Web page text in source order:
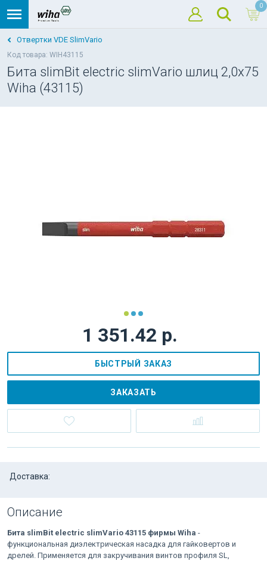
0
Отвертки VDE SlimVario
Код товара: WIH43115
Бита slimBit electric slimVario шлиц 2,0x75
Wiha (43115)
1 351.42 р.
БЫСТРЫЙ ЗАКАЗ
ЗАКАЗАТЬ
Доставка:
Описание
Бита slimBit electric slimVario 43115 фирмы Wiha -
функциональная диэлектрическая насадка для гайковертов и
дрелей. Применяется для закручивания винтов профиля SL,